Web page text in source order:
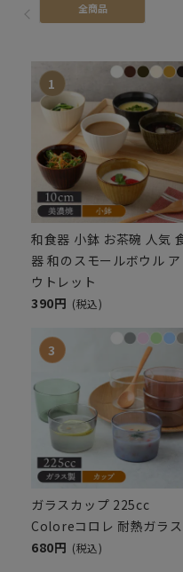
全商品
和食器 小鉢 お茶碗 人気
器 和のスモールボウル ア
ウトレット
390円 (税込)
ガラスカップ 225cc
Coloreコロレ 耐熱ガラス
680円 (税込)